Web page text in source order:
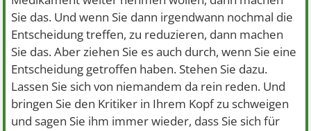
Sie das. Und wenn Sie dann irgendwann nochmal die
Entscheidung treffen, zu reduzieren, dann machen
Sie das. Aber ziehen Sie es auch durch, wenn Sie eine
Entscheidung getroffen haben. Stehen Sie dazu.
Lassen Sie sich von niemandem da rein reden. Und
bringen Sie den Kritiker in Ihrem Kopf zu schweigen
und sagen Sie ihm immer wieder, dass Sie sich für